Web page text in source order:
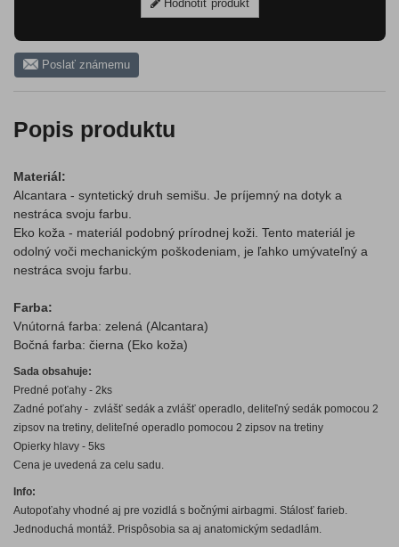
Hodnotiť produkt
Poslať známemu
Popis produktu
Materiál:
Alcantara - syntetický druh semišu. Je príjemný na dotyk a
nestráca svoju farbu.
Eko koža - materiál podobný prírodnej koži. Tento materiál je
odolný voči mechanickým poškodeniam, je ľahko umývateľný a
nestráca svoju farbu.
Farba:
Vnútorná farba: zelená (Alcantara)
Bočná farba: čierna (Eko koža)
Sada obsahuje:
Predné poťahy - 2ks
Zadné poťahy - zvlášť sedák a zvlášť operadlo, deliteľný sedák pomocou 2
zipsov na tretiny, deliteľné operadlo pomocou 2 zipsov na tretiny
Opierky hlavy - 5ks
Cena je uvedená za celu sadu.
Info:
Autopoťahy vhodné aj pre vozidlá s bočnými airbagmi. Stálosť farieb.
Jednoduchá montáž. Prispôsobia sa aj anatomickým sedadlám.